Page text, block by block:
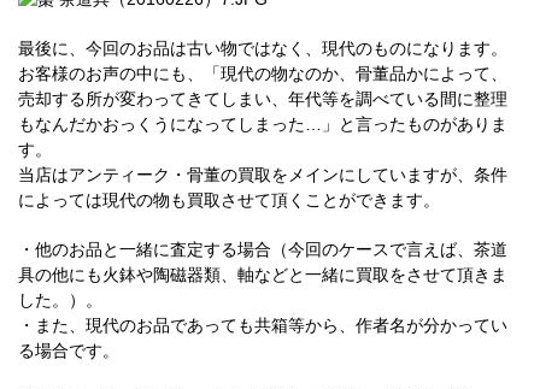
最後に、今回のお品は古い物ではなく、現代のものになります。
お客様のお声の中にも、「現代の物なのか、骨董品かによって、
売却する所が変わってきてしまい、年代等を調べている間に整理
もなんだかおっくうになってしまった…」と言ったものがありま
す。
当店はアンティーク・骨董の買取をメインにしていますが、条件
によっては現代の物も買取させて頂くことができます。
・他のお品と一緒に査定する場合（今回のケースで言えば、茶道
具の他にも火鉢や陶磁器類、軸などと一緒に買取をさせて頂きま
した。）。
・また、現代のお品であっても共箱等から、作者名が分かってい
る場合です。